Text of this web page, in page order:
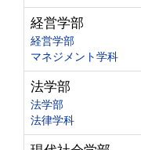
経営学部
経営学部
マネジメント学科
法学部
法学部
法律学科